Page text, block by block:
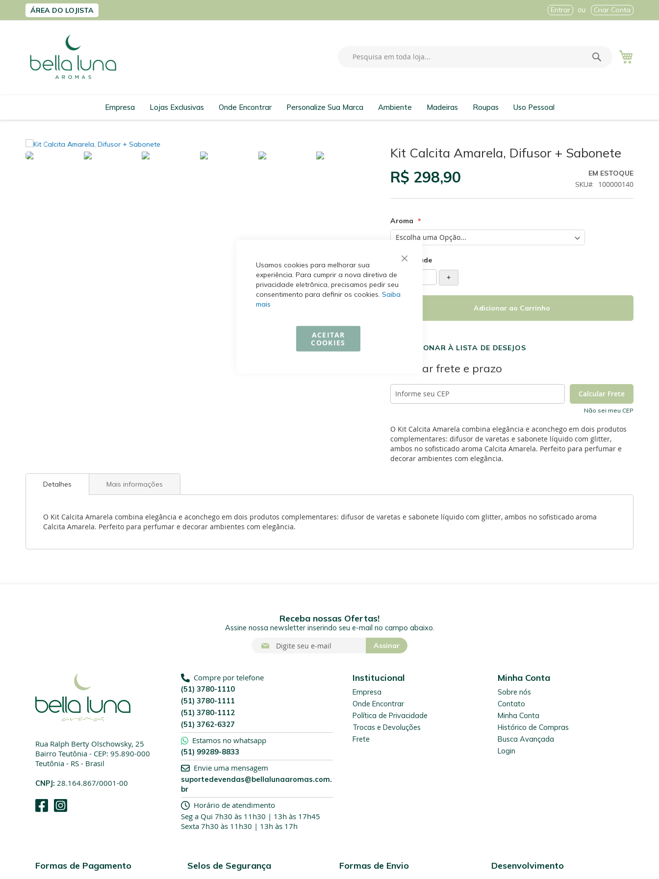
Usamos cookies para melhorar sua
experiência. Para cumprir a nova diretiva de
privacidade eletrônica, precisamos pedir seu
consentimento para definir os cookies. Saiba
mais
ACEITAR
COOKIES
Pular
para
Entrar Criar Conta
ÁREA DO LOJISTA
Pesquisa
Empresa Lojas Exclusivas Onde Encontrar Personalize Sua Marca Ambiente Madeiras Roupas Uso Pessoal
Kit Calcita Amarela, Difusor + Sabonete
R$ 298,90
EM ESTOQUE
SKU
100000140
Aroma
Quantidade
+
Adicionar ao Carrinho
ADICIONAR À LISTA DE DESEJOS
Calcular frete e prazo
Não sei meu CEP
O Kit Calcita Amarela combina elegância e aconchego em dois produtos
complementares: difusor de varetas e sabonete líquido com glitter,
ambos no sofisticado aroma Calcita Amarela. Perfeito para perfumar e
decorar ambientes com elegância.
Detalhes
O Kit Calcita Amarela combina elegância e aconchego em dois produtos complementares: difusor de varetas e sabonete líquido com glitter, ambos no sofisticado aroma
Calcita Amarela. Perfeito para perfumar e decorar ambientes com elegância.
Mais informações
Receba nossas Ofertas!
Assine nossa newsletter inserindo seu e-mail no campo abaixo.
r
s
e
a
n
o
s
a
N
e
e
Assinar
Rua Ralph Berty Olschowsky, 25
Bairro Teutônia - CEP: 95.890-000
Teutônia - RS - Brasil
CNPJ: 28.164.867/0001-00
Compre por telefone
(51) 3780-1110
(51) 3780-1111
(51) 3780-1112
(51) 3762-6327
Estamos no whatsapp
(51) 99289-8833
Envie uma mensagem
suportedevendas@bellalunaaromas.com.
br
Horário de atendimento
Seg a Qui 7h30 às 11h30 | 13h às 17h45
Sexta 7h30 às 11h30 | 13h às 17h
Institucional
Empresa
Onde Encontrar
Política de Privacidade
Trocas e Devoluções
Frete
Minha Conta
Sobre nós
Contato
Minha Conta
Histórico de Compras
Busca Avançada
Login
Formas de Pagamento Selos de Segurança Formas de Envio Desenvolvimento